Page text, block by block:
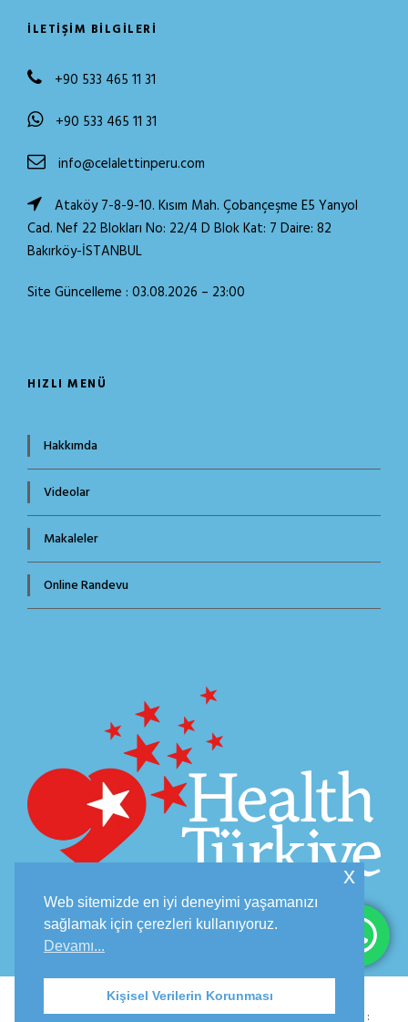
İLETIŞIM BILGILERI
+90 533 465 11 31
+90 533 465 11 31
info@celalettinperu.com
Ataköy 7-8-9-10. Kısım Mah. Çobançeşme E5 Yanyol
Cad. Nef 22 Blokları No: 22/4 D Blok Kat: 7 Daire: 82
Bakırköy-İSTANBUL
Site Güncelleme : 03.08.2026 – 23:00
HIZLI MENÜ
Hakkımda
Videolar
Makaleler
Online Randevu
© Copyright 2026 - Dr. Celalettin PERU - İzinsiz
Kopyalanamaz. Bu Web sitesi Son Güncelleme Tarihi :
Web sitemizde en iyi deneyimi yaşamanızı
sağlamak için çerezleri kullanıyoruz.
Devamı...
Kişisel Verilerin Korunması
x